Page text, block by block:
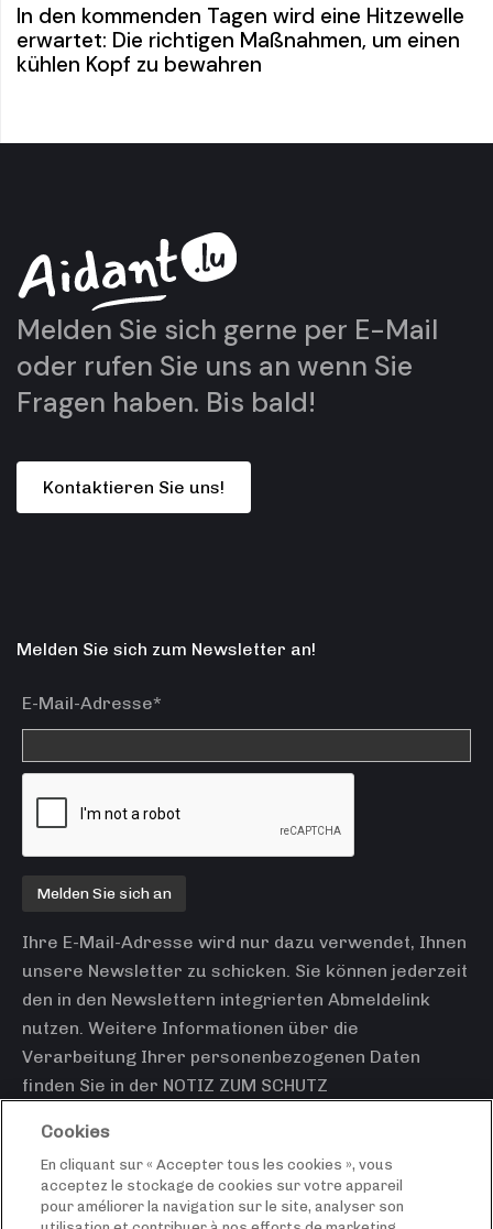
In den kommenden Tagen wird eine Hitzewelle
erwartet: Die richtigen Maßnahmen, um einen
kühlen Kopf zu bewahren
Melden Sie sich gerne per E-Mail
oder rufen Sie uns an wenn Sie
Fragen haben. Bis bald!
Kontaktieren Sie uns!
Melden Sie sich zum Newsletter an!
E-Mail-Adresse*
Ihre E-Mail-Adresse wird nur dazu verwendet, Ihnen
unsere Newsletter zu schicken. Sie können jederzeit
den in den Newslettern integrierten Abmeldelink
nutzen. Weitere Informationen über die
Verarbeitung Ihrer personenbezogenen Daten
finden Sie in der NOTIZ ZUM SCHUTZ
Startseite
Sie pflegen einen
2b, rue Nicolas Bové
Cookies
En cliquant sur « Accepter tous les cookies », vous
acceptez le stockage de cookies sur votre appareil
pour améliorer la navigation sur le site, analyser son